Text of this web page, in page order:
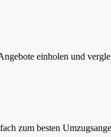
einholen und
zum besten